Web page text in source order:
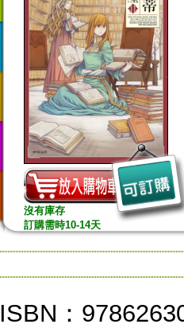
沒有庫存
訂購需時10-14天
ISBN：